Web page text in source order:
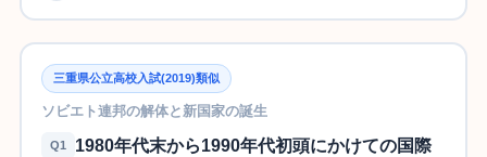
三重県公立高校入試(2019)類似
ソビエト連邦の解体と新国家の誕生
Q1
1980年代末から1990年代初頭にかけての国際